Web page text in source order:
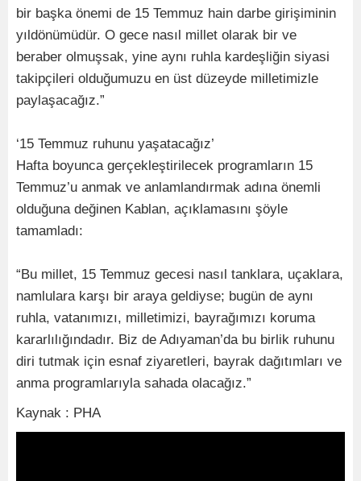
bir başka önemi de 15 Temmuz hain darbe girişiminin
yıldönümüdür. O gece nasıl millet olarak bir ve
beraber olmuşsak, yine aynı ruhla kardeşliğin siyasi
takipçileri olduğumuzu en üst düzeyde milletimizle
paylaşacağız.”
‘15 Temmuz ruhunu yaşatacağız’
Hafta boyunca gerçekleştirilecek programların 15
Temmuz’u anmak ve anlamlandırmak adına önemli
olduğuna değinen Kablan, açıklamasını şöyle
tamamladı:
“Bu millet, 15 Temmuz gecesi nasıl tanklara, uçaklara,
namlulara karşı bir araya geldiyse; bugün de aynı
ruhla, vatanımızı, milletimizi, bayrağımızı koruma
kararlılığındadır. Biz de Adıyaman’da bu birlik ruhunu
diri tutmak için esnaf ziyaretleri, bayrak dağıtımları ve
anma programlarıyla sahada olacağız.”
Kaynak : PHA